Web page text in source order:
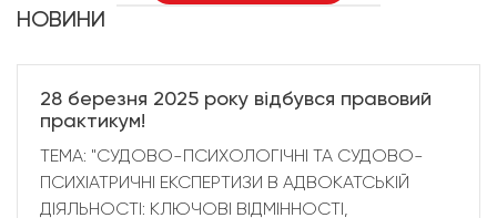
(050) 988 56 08
НОВИНИ
28 березня 2025 року відбувся правовий
практикум!
ТЕМА: "СУДОВО-ПСИХОЛОГІЧНІ ТА СУДОВО-
ПСИХІАТРИЧНІ ЕКСПЕРТИЗИ В АДВОКАТСЬКІЙ
ДІЯЛЬНОСТІ: КЛЮЧОВІ ВІДМІННОСТІ,